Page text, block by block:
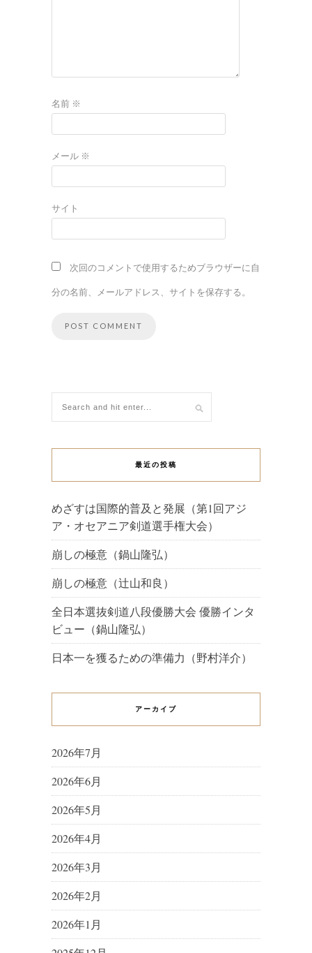
名前 ※
メール ※
サイト
次回のコメントで使用するためブラウザーに自
分の名前、メールアドレス、サイトを保存する。
最近の投稿
めざすは国際的普及と発展（第1回アジ
ア・オセアニア剣道選手権大会）
崩しの極意（鍋山隆弘）
崩しの極意（辻山和良）
全日本選抜剣道八段優勝大会 優勝インタ
ビュー（鍋山隆弘）
日本一を獲るための準備力（野村洋介）
アーカイブ
2026年7月
2026年6月
2026年5月
2026年4月
2026年3月
2026年2月
2026年1月